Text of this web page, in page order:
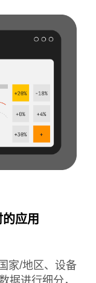
应用
家/地区、设备